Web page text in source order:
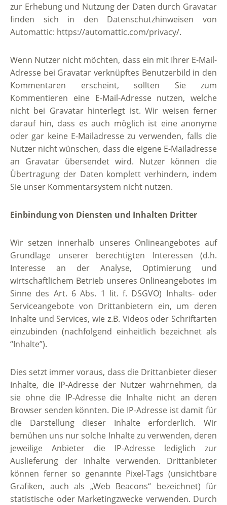
zur Erhebung und Nutzung der Daten durch Gravatar
finden sich in den Datenschutzhinweisen von
Automattic: https://automattic.com/privacy/.
Wenn Nutzer nicht möchten, dass ein mit Ihrer E-Mail-
Adresse bei Gravatar verknüpftes Benutzerbild in den
Kommentaren erscheint, sollten Sie zum
Kommentieren eine E-Mail-Adresse nutzen, welche
nicht bei Gravatar hinterlegt ist. Wir weisen ferner
darauf hin, dass es auch möglich ist eine anonyme
oder gar keine E-Mailadresse zu verwenden, falls die
Nutzer nicht wünschen, dass die eigene E-Mailadresse
an Gravatar übersendet wird. Nutzer können die
Übertragung der Daten komplett verhindern, indem
Sie unser Kommentarsystem nicht nutzen.
Einbindung von Diensten und Inhalten Dritter
Wir setzen innerhalb unseres Onlineangebotes auf
Grundlage unserer berechtigten Interessen (d.h.
Interesse an der Analyse, Optimierung und
wirtschaftlichem Betrieb unseres Onlineangebotes im
Sinne des Art. 6 Abs. 1 lit. f. DSGVO) Inhalts- oder
Serviceangebote von Drittanbietern ein, um deren
Inhalte und Services, wie z.B. Videos oder Schriftarten
einzubinden (nachfolgend einheitlich bezeichnet als
“Inhalte”).
Dies setzt immer voraus, dass die Drittanbieter dieser
Inhalte, die IP-Adresse der Nutzer wahrnehmen, da
sie ohne die IP-Adresse die Inhalte nicht an deren
Browser senden könnten. Die IP-Adresse ist damit für
die Darstellung dieser Inhalte erforderlich. Wir
bemühen uns nur solche Inhalte zu verwenden, deren
jeweilige Anbieter die IP-Adresse lediglich zur
Auslieferung der Inhalte verwenden. Drittanbieter
können ferner so genannte Pixel-Tags (unsichtbare
Grafiken, auch als „Web Beacons“ bezeichnet) für
statistische oder Marketingzwecke verwenden. Durch